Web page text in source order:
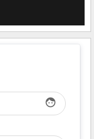
face